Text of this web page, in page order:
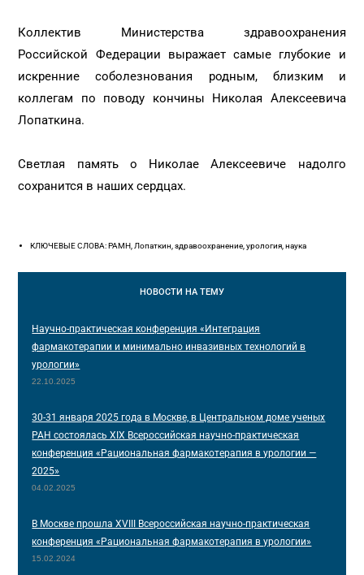
Коллектив Министерства здравоохранения
Российской Федерации выражает самые глубокие и
искренние соболезнования родным, близким и
коллегам по поводу кончины Николая Алексеевича
Лопаткина.
Светлая память о Николае Алексеевиче надолго
сохранится в наших сердцах.
КЛЮЧЕВЫЕ СЛОВА: РАМН, Лопаткин, здравоохранение, урология, наука
НОВОСТИ НА ТЕМУ
Научно-практическая конференция «Интеграция
фармакотерапии и минимально инвазивных технологий в
урологии»
22.10.2025
30-31 января 2025 года в Москве, в Центральном доме ученых
РАН состоялась XIX Всероссийская научно-практическая
конференция «Рациональная фармакотерапия в урологии —
2025»
04.02.2025
В Москве прошла XVIII Всероссийская научно-практическая
конференция «Рациональная фармакотерапия в урологии»
15.02.2024